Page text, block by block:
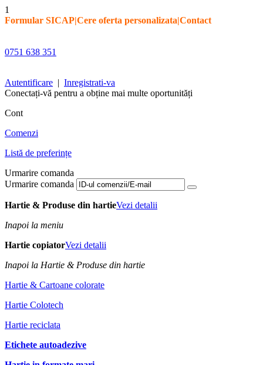
1
Formular SICAP|Cere oferta personalizata|Contact
0751 638 351
Autentificare | Inregistrati-va
Conectați-vă pentru a obține mai multe oportunități
Cont
Comenzi
Listă de preferințe
Urmarire comanda
Urmarire comanda
Hartie & Produse din hartieVezi detalii
Inapoi la meniu
Hartie copiatorVezi detalii
Inapoi la Hartie & Produse din hartie
Hartie & Cartoane colorate
Hartie Colotech
Hartie reciclata
Etichete autoadezive